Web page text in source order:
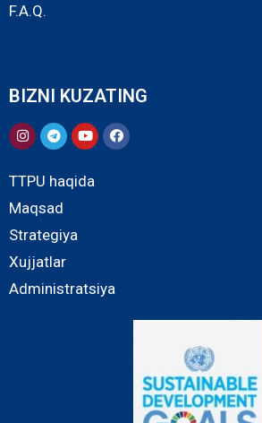
F.A.Q.
BIZNI KUZATING
TTPU haqida
Maqsad
Strategiya
Xujjatlar
Administratsiya